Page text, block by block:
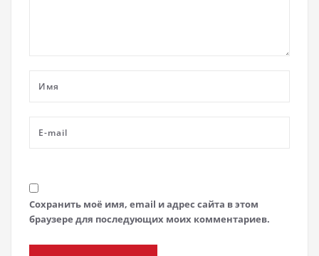
Сохранить моё имя, email и адрес сайта в этом
браузере для последующих моих комментариев.